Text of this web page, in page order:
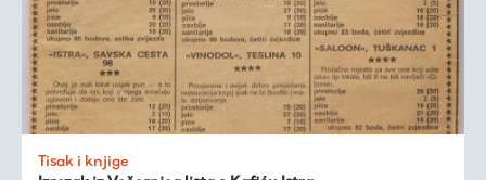
Tisak i knjige